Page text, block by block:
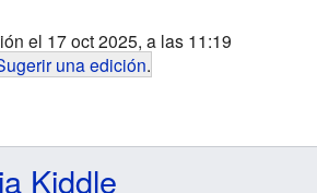
el 17 oct 2025, a las 11:19
una edición.
Kiddle